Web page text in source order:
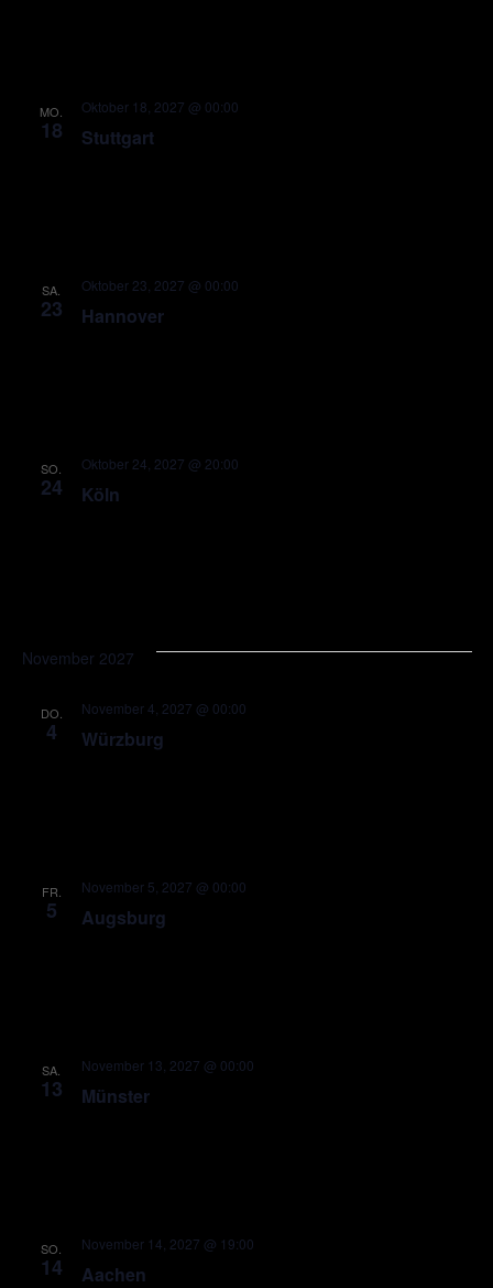
MO.
18 Stuttgart
Oktober 18, 2027 @ 00:00
SA.
23 Hannover
Oktober 23, 2027 @ 00:00
SO.
24 Köln
Oktober 24, 2027 @ 20:00
November 2027
DO.
4 Würzburg
November 4, 2027 @ 00:00
FR.
5 Augsburg
November 5, 2027 @ 00:00
SA.
13 Münster
November 13, 2027 @ 00:00
SO.
14 Aachen
November 14, 2027 @ 19:00